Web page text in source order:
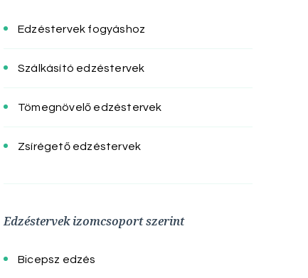
Edzéstervek fogyáshoz
Szálkásító edzéstervek
Tömegnövelő edzéstervek
Zsírégető edzéstervek
Edzéstervek izomcsoport szerint
Bicepsz edzés